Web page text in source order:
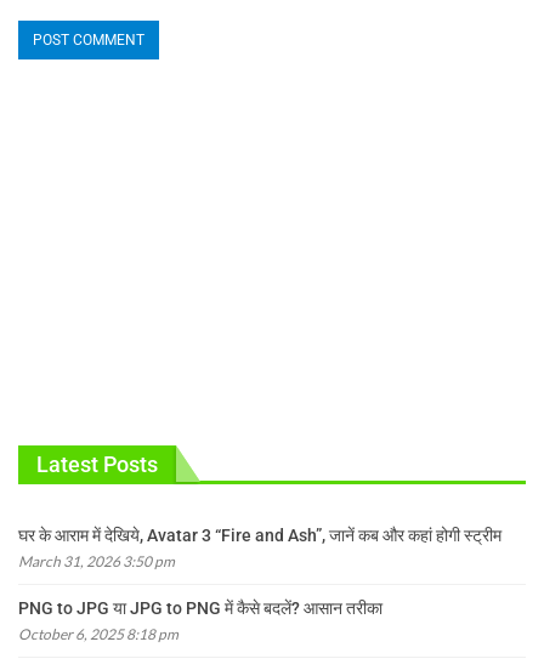
Latest Posts
घर के आराम में देखिये, Avatar 3 “Fire and Ash”, जानें कब और कहां होगी स्ट्रीम
March 31, 2026 3:50 pm
PNG to JPG या JPG to PNG में कैसे बदलें? आसान तरीका
October 6, 2025 8:18 pm